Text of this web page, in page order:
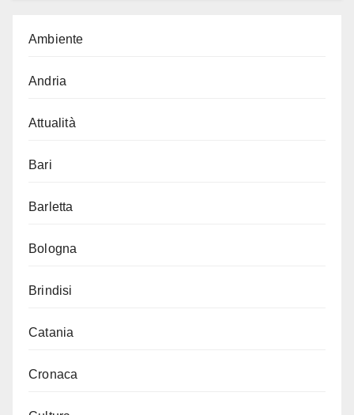
Ambiente
Andria
Attualità
Bari
Barletta
Bologna
Brindisi
Catania
Cronaca